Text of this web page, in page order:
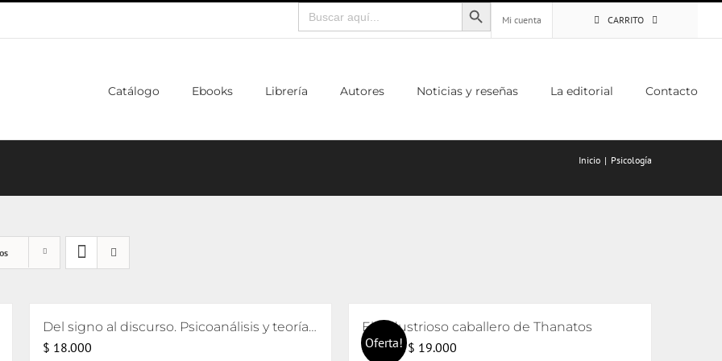
Buscar:
Mi cuenta
CARRITO
Catálogo Ebooks Librería Autores Noticias y reseñas La editorial Contacto
Inicio Psicología
Del signo al discurso. Psicoanálisis y teorías del lenguaje
$ 18.000 Oferta!
El industrioso caballero de Thanatos
$20.000 El
$ 19.000